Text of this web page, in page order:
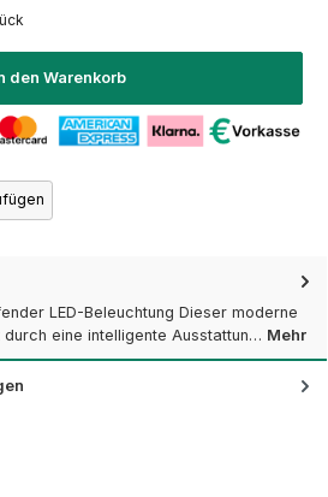
den Warenkorb
LED-Beleuchtung Dieser moderne
eine intelligente Ausstattun… Mehr